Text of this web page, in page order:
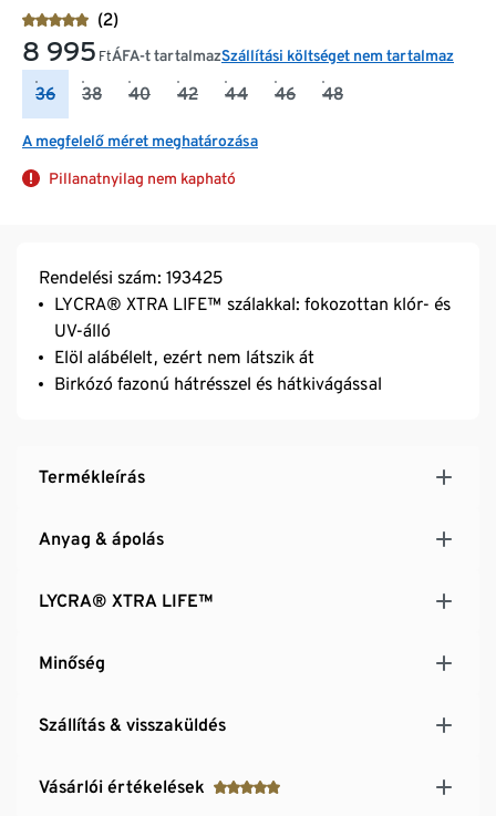
(2)
8 995 FtÁFA-t tartalmazSzállítási költséget nem tartalmaz
36 38 40 42 44 46 48
A megfelelő méret meghatározása
Pillanatnyilag nem kapható
Rendelési szám: 193425
LYCRA® XTRA LIFE™ szálakkal: fokozottan klór- és
UV-álló
Elöl alábélelt, ezért nem látszik át
Birkózó fazonú hátrésszel és hátkivágással
Termékleírás
Anyag & ápolás
LYCRA® XTRA LIFE™
Minőség
Szállítás & visszaküldés
Vásárlói értékelések